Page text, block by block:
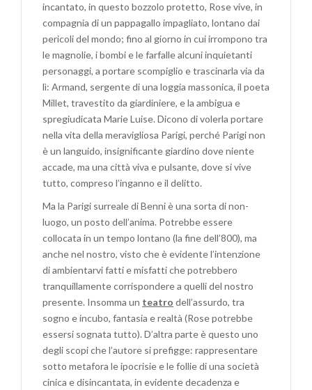
incantato, in questo bozzolo protetto, Rose vive, in
compagnia di un pappagallo impagliato, lontano dai
pericoli del mondo; fino al giorno in cui irrompono tra
le magnolie, i bombi e le farfalle alcuni inquietanti
personaggi, a portare scompiglio e trascinarla via da
lì: Armand, sergente di una loggia massonica, il poeta
Millet, travestito da giardiniere, e la ambigua e
spregiudicata Marie Luise. Dicono di volerla portare
nella vita della meravigliosa Parigi, perché Parigi non
è un languido, insignificante giardino dove niente
accade, ma una città viva e pulsante, dove si vive
tutto, compreso l’inganno e il delitto.
Ma la Parigi surreale di Benni è una sorta di non-
luogo, un posto dell’anima. Potrebbe essere
collocata in un tempo lontano (la fine dell’800), ma
anche nel nostro, visto che è evidente l’intenzione
di ambientarvi fatti e misfatti che potrebbero
tranquillamente corrispondere a quelli del nostro
presente. Insomma un teatro dell’assurdo, tra
sogno e incubo, fantasia e realtà (Rose potrebbe
essersi sognata tutto). D’altra parte è questo uno
degli scopi che l’autore si prefigge: rappresentare
sotto metafora le ipocrisie e le follie di una società
cinica e disincantata, in evidente decadenza e